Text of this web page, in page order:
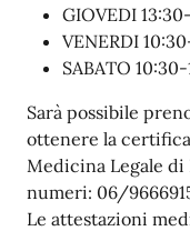
GIOVEDI
VENERDI
SABATO
Sarà possibile
ottenere la
Medicina Legale
numeri: 06/
Le attestazioni